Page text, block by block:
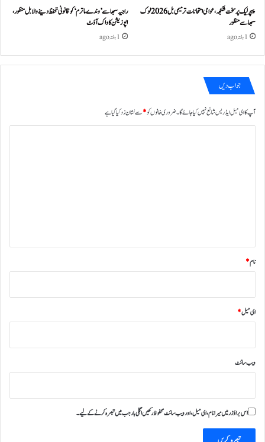
پیپر لیک پر سخت شکنجہ، عوامی امتحانات ترمیمی بل 2026 لوک
سبھا سے منظور
1 ہفتہ ago
راجیہ سبھا سے ’وندے ماترم‘ کو قانونی تحفظ دینے والا بل منظور،
اپوزیشن کا واک آؤٹ
1 ہفتہ ago
جواب دیں
آپ کا ای میل ایڈریس شائع نہیں کیا جائے گا۔ضروری خانوں کو*سے نشان زد کیا گیا ہے
نام*
ای میل*
ویب‌ سائٹ
اس براؤزر میں میرا نام، ای میل، اور ویب سائٹ محفوظ رکھیں اگلی بار جب میں تبصرہ کرنے کےلیے۔